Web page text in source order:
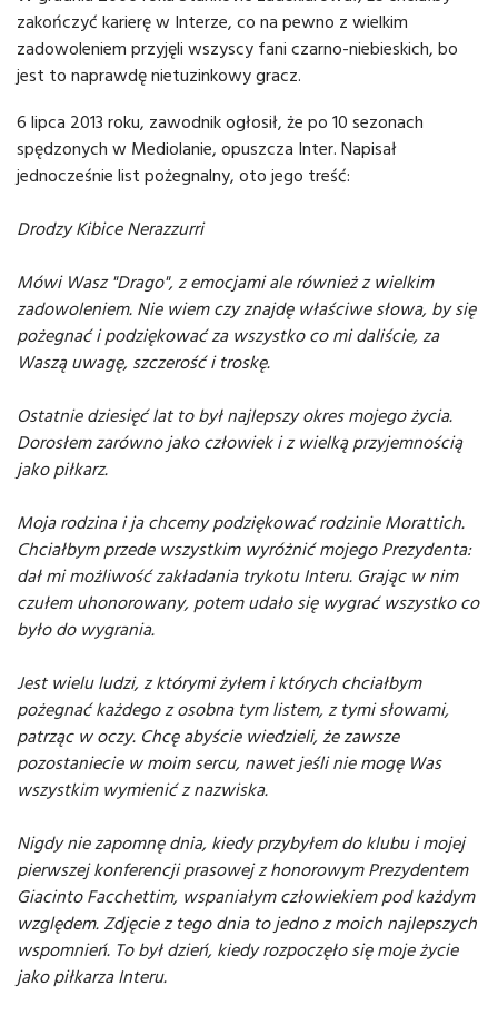
zakończyć karierę w Interze, co na pewno z wielkim
zadowoleniem przyjęli wszyscy fani czarno-niebieskich, bo
jest to naprawdę nietuzinkowy gracz.
6 lipca 2013 roku, zawodnik ogłosił, że po 10 sezonach
spędzonych w Mediolanie, opuszcza Inter. Napisał
jednocześnie list pożegnalny, oto jego treść:
Drodzy Kibice Nerazzurri
Mówi Wasz "Drago", z emocjami ale również z wielkim
zadowoleniem. Nie wiem czy znajdę właściwe słowa, by się
pożegnać i podziękować za wszystko co mi daliście, za
Waszą uwagę, szczerość i troskę.
Ostatnie dziesięć lat to był najlepszy okres mojego życia.
Dorosłem zarówno jako człowiek i z wielką przyjemnością
jako piłkarz.
Moja rodzina i ja chcemy podziękować rodzinie Morattich.
Chciałbym przede wszystkim wyróżnić mojego Prezydenta:
dał mi możliwość zakładania trykotu Interu. Grając w nim
czułem uhonorowany, potem udało się wygrać wszystko co
było do wygrania.
Jest wielu ludzi, z którymi żyłem i których chciałbym
pożegnać każdego z osobna tym listem, z tymi słowami,
patrząc w oczy. Chcę abyście wiedzieli, że zawsze
pozostaniecie w moim sercu, nawet jeśli nie mogę Was
wszystkim wymienić z nazwiska.
Nigdy nie zapomnę dnia, kiedy przybyłem do klubu i mojej
pierwszej konferencji prasowej z honorowym Prezydentem
Giacinto Facchettim, wspaniałym człowiekiem pod każdym
względem. Zdjęcie z tego dnia to jedno z moich najlepszych
wspomnień. To był dzień, kiedy rozpoczęło się moje życie
jako piłkarza Interu.